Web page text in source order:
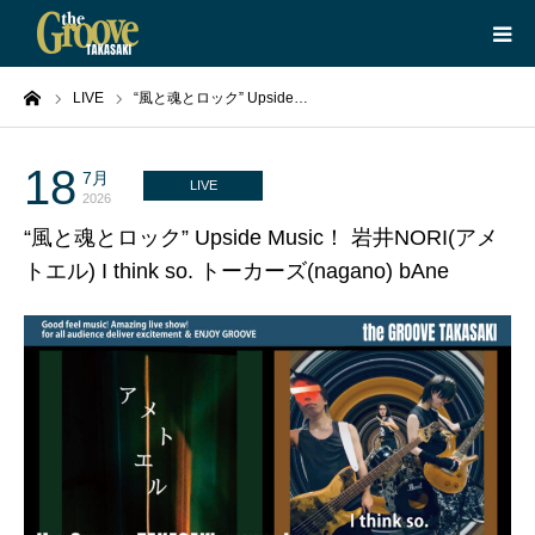
LIVE “風と魂とロック” Upside…
18 7月
2026
LIVE
“風と魂とロック” Upside Music！ 岩井NORI(アメ
トエル) I think so. トーカーズ(nagano) bAne
HOME
LIVE
EQUIPMENT
CONTACT